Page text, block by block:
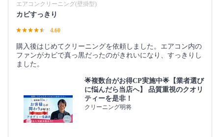
エアコンクリーニング(壁掛型)
カビすっきり
4.60
購入後はじめてクリーニングを依頼しました。エアコン内の
ファンがカビで真っ黒だったのがきれいになり、すっきりし
ました。
🌟複数台がお得CP実施中🌟【業者選び
に悩んだら当店へ】 品質重視のクオリ
ティーを是非！
クリーニング明将